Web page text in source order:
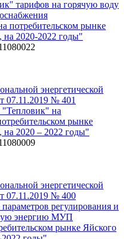
тарифов на горячую воду
потребительском рынке
на 2020-2022 годы"
энергетической
07.11.2019 № 401
на
рынке
на 2020 – 2022 годы"
энергетической
07.11.2019 № 400
регулирования и
энергию МУП
рынке Яйского